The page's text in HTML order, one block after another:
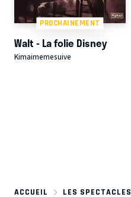
PROCHAINEMENT
Walt - La folie Disney
Kimaimemesuive
ACCUEIL
LES SPECTACLES